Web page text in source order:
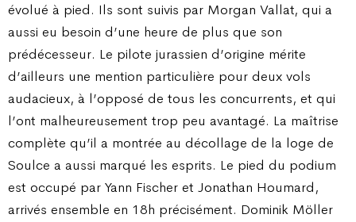
évolué à pied. Ils sont suivis par Morgan Vallat, qui a
aussi eu besoin d’une heure de plus que son
prédécesseur. Le pilote jurassien d’origine mérite
d’ailleurs une mention particulière pour deux vols
audacieux, à l’opposé de tous les concurrents, et qui
l’ont malheureusement trop peu avantagé. La maîtrise
complète qu’il a montrée au décollage de la loge de
Soulce a aussi marqué les esprits. Le pied du podium
est occupé par Yann Fischer et Jonathan Houmard,
arrivés ensemble en 18h précisément. Dominik Möller